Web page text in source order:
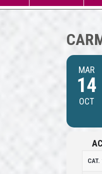
MAR
14
OCT
CAT.